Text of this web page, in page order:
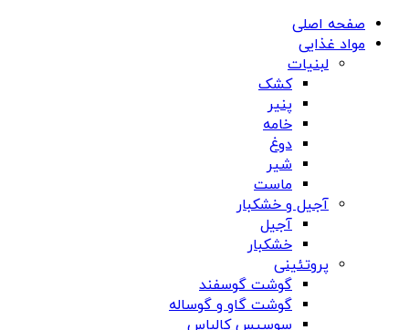
صفحه اصلی
مواد غذایی
لبنیات
کشک
پنیر
خامه
دوغ
شیر
ماست
آجیل و خشکبار
آجیل
خشکبار
پروتئینی
گوشت گوسفند
گوشت گاو و گوساله
سوسیس کالباس